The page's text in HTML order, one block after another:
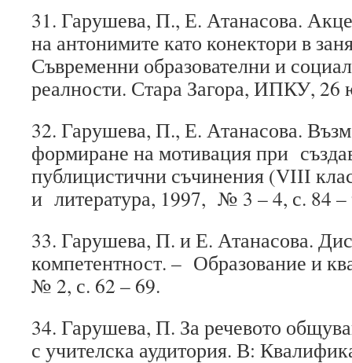
31. Гарушева, П., Е. Атанасова.
на антонимите като конектори в
Съвременни образователни и
реалности. Стара Загора, ИПКУ, 26
32. Гарушева, П., Е. Атанасова.
формиране на мотивация при
публицистични съчинения (VІІІ
и литература, 1997, № 3 – 4, с. 84 –
33. Гарушева, П. и Е. Атанасова.
компетентност. – Образование и
№ 2, с. 62 – 69.
34. Гарушева, П. За речевото
с учителска аудитория. В: